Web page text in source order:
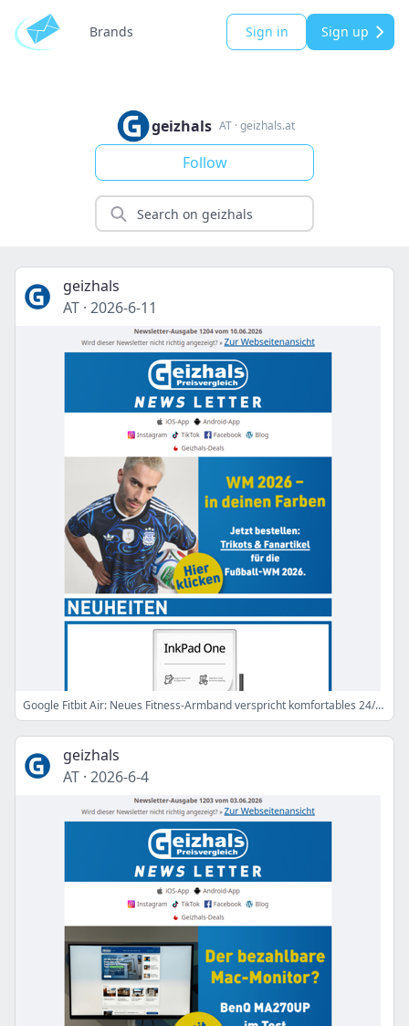
Brands Sign in Sign up
geizhals AT·geizhals.at
Follow
geizhals
AT · 2026-6-11
Google Fitbit Air: Neues Fitness-Armband verspricht komfortables 24/7-Tracking
geizhals
AT · 2026-6-4